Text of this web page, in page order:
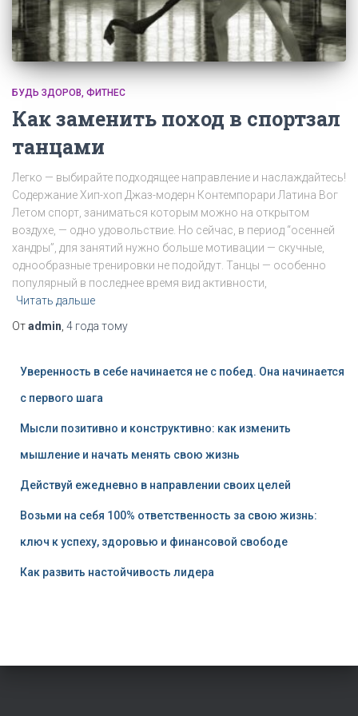
БУДЬ ЗДОРОВ ФИТНЕС
Как заменить поход в спортзал
танцами
Легко — выбирайте подходящее направление и наслаждайтесь!
Содержание Хип-хоп Джаз-модерн Контемпорари Латина Вог
Летом спорт, заниматься которым можно на открытом
воздухе, — одно удовольствие. Но сейчас, в период “осенней
хандры”, для занятий нужно больше мотивации — скучные,
однообразные тренировки не подойдут. Танцы — особенно
популярный в последнее время вид активности,
Читать дальше
Отadmin 4 года тому
Уверенность в себе начинается не с побед. Она начинается
с первого шага
Мысли позитивно и конструктивно: как изменить
мышление и начать менять свою жизнь
Действуй ежедневно в направлении своих целей
Возьми на себя 100% ответственность за свою жизнь:
ключ к успеху, здоровью и финансовой свободе
Как развить настойчивость лидера